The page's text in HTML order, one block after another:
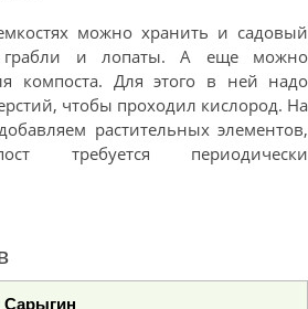
можно хранить и садовый
и лопаты. А еще можно
компоста. Для этого в ней надо
чтобы проходил кислород. На
растительных элементов,
требуется периодически
Сарыгин